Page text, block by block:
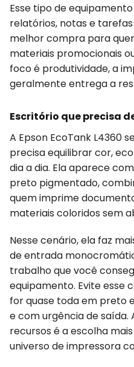
Esse tipo de
relatórios, notas e
melhor compra para
materiais promocionais
foco é produtividade, a
geralmente entrega a
Escritório que precisa
A Epson EcoTank L4360
precisa equilibrar cor,
dia a dia. Ela aparece
preto pigmentado,
quem imprime
materiais coloridos sem
Nesse cenário, ela faz
de entrada
trabalho que você
equipamento. Evite esse
for quase toda em preto
e com urgência de saída.
recursos é a escolha
universo de impressora